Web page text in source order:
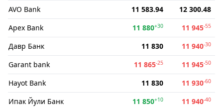
AVO Bank 11 583.94
12 300.48
Apex Bank
11 880+30 11 945-55
Давр Банк 11 830 11 940-30
Garant bank 11 865-25 11 945-50
Hayot Bank 11 830 11 930-60
Ипак Йули Банк 11 850+10 11 940-40